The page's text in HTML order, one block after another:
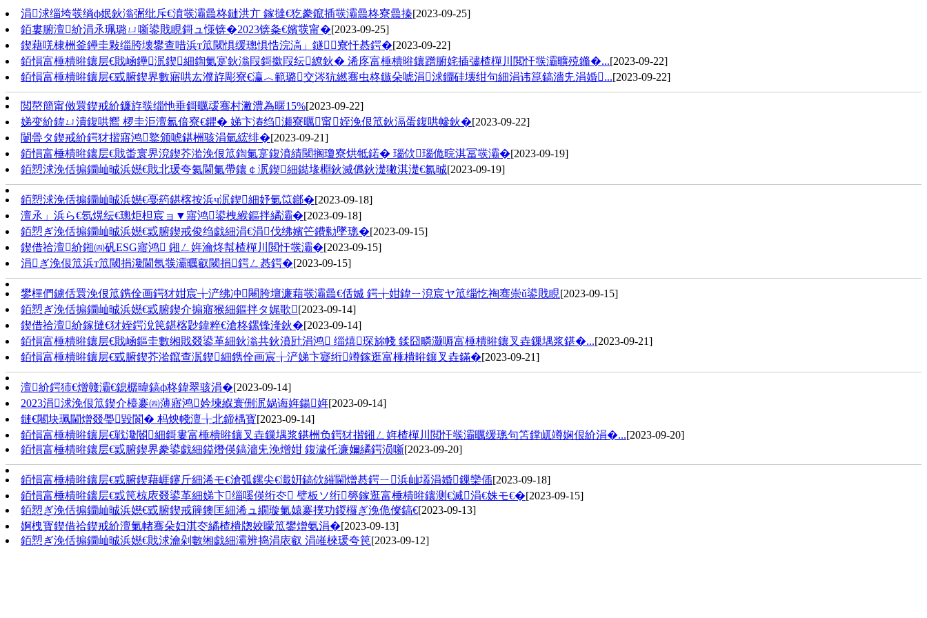
涓浗缁垮彂绱ф姄鈥滃弻纰斥€濆彂灞曟柊鏈洪亣 鎵撻€犵豢鑹插彂灞曟柊寮曟搸[2023-09-25]
銆婁腑澶紒涓氶珮璐ㄩ噺鍙戝睍鎶ュ憡锛�2023锛夈€嬪彂甯�[2023-09-25]
鍥藉唴棣栦釜鑸圭敤缁胯壊鐢查唶浜т笟閾惧缓璁惧悎浣滈」鐩寮忓惎鍔�[2023-09-22]
銆愪富棰樻暀鑲层€戝崡鑸泦鍥細鍧氭寔鈥滃叚鎶撳叚纭繚鈥� 浠庝富棰樻暀鑲蹭腑姹插彇楂樿川閲忓彂灞曠殑鏅�...[2023-09-22]
銆愪富棰樻暀鑲层€戜腑鍥界數寤哄厷濮斿彫寮€瀛︿範璐交涔犺繎骞虫柊鏃朵唬涓浗鐗硅壊绀句細涓讳箟鎬濇兂涓婚...[2023-09-22]
閲嶅簡甯傚睘鍥戒紒鐮斿彂缁忚垂鎶曞叆骞村潎澧為暱15%[2023-09-22]
娣变紒鍏ㄩ潰鍑哄嚮 椤圭洰澶氱偣寮€鑺� 娣卞湷绉瀬寮曞甯姪浼佷笟鈥滆蛋鍑哄幓鈥�[2023-09-22]
闄曡タ鍥戒紒鍔犲揩寤鸿鐜颁唬鍖栦骇涓氫綋绯�[2023-09-21]
銆愪富棰樻暀鑲层€戝畨寰界渷鍥芥湁浼佷笟鍧氭寔鍑濆績閾搁瓊寮烘牴鍩� 瑙佽瑙佹晥淇冨彂灞�[2023-09-19]
銆愬浗浼佸搧鐗屾晠浜嬨€戝北瑗夸氦閫氭帶鑲￠泦鍥細鐑堟棩鈥滅儰鈥濋獙淇濋€氱晠[2023-09-19]
銆愬浗浼佸搧鐗屾晠浜嬨€戞箹鍖楁按浜ч泦鍥細妤氭笖鎯�[2023-09-18]
澶氶」浜ら€氬熀纭€璁炬柦宸ョ▼寤鸿鍙栧緱鏂拌繘灞�[2023-09-18]
銆愬ぎ浼佸搧鐗屾晠浜嬨€戜腑鍥戒俊绉戯細涓€涓伐绋嬪笀鐨勬墜璁�[2023-09-15]
鍥借祫澶紒鎺㈣矾ESG寤鸿 鎺ㄥ姩瀹炵幇楂樿川閲忓彂灞�[2023-09-15]
涓ぎ浼佷笟浜т笟閾捐瀺閫氬彂灞曞叡閾捐鍔ㄥ惎鍔�[2023-09-15]
鐢樿們鐪佸睘浼佷笟鎸佺画鍔犲姏宸╁浐绋冲闀胯壇濂藉彂灞曟€佸娍 鍔╁姏鍏ㄧ渷宸ヤ笟缁忔祹骞崇ǔ鍙戝睍[2023-09-15]
銆愬ぎ浼佸搧鐗屾晠浜嬨€戜腑鍥介搧寤猴細鏂拌タ娓歌[2023-09-14]
鍥借祫澶紒鎵撻€犲姪鍔涗笢鍖楁尟鍏粹€滄柊鏍锋湰鈥�[2023-09-14]
銆愪富棰樻暀鑲层€戝崡鏂圭數缃戝叕鍙革細鈥滃共鈥濆瓧涓鸿 缁熺琛旀帴 鍒囧疄灏嗕富棰樻暀鑲叉垚鏁堣浆鍖�...[2023-09-21]
銆愪富棰樻暀鑲层€戜腑鍥芥湁鑹查泦鍥細鎸佺画宸╁浐娣卞寲绗竴鎵逛富棰樻暀鑲叉垚鏋�[2023-09-21]
澶紒鍔犻€熷竷灞€鎴樼暐鎬ф柊鍏翠骇涓�[2023-09-14]
2023涓浗浼佷笟鍥介檯褰㈣薄寤鸿妗堜緥寰侀泦娲诲姩鍚姩[2023-09-14]
鏈€闀块珮閫熷叕璺毀閬� 杩炴帴澶╁北鍗楀寳[2023-09-14]
銆愪富棰樻暀鑲层€戦瀺閽細鎶婁富棰樻暀鑲叉垚鏁堣浆鍖栦负鍔犲揩鎺ㄥ姩楂樿川閲忓彂灞曞缓璁句笘鐣屼竴娴佷紒涓�...[2023-09-20]
銆愪富棰樻暀鑲层€戜腑鍥界豢鍙戯細鎰熸偀鎬濇兂浼熷姏 鍑濊仛濂嬭繘鍔涢噺[2023-09-20]
銆愪富棰樻暀鑲层€戜腑鍥藉崕鑳斤細浠モ€滄弧鏍尖€濈姸鎬佽繀閫熷惎鍔ㄧ浜屾壒涓婚鏁欒偛[2023-09-18]
銆愪富棰樻暀鑲层€戜笢椋庡叕鍙革細娣卞缁嗘偀绗冭 璧板ソ绗簩鎵逛富棰樻暀鑲测€滅涓€姝モ€�[2023-09-15]
銆愬ぎ浼佸搧鐗屾晠浜嬨€戜腑鍥戒簲鐭匡細浠ュ繝璇氭媴褰撲功鍐欏ぎ浼佹儏鎬€[2023-09-13]
婀栧寳鍥借祫鍥戒紒澶氭帾骞朵妇淇冭繘楂樻牎姣曚笟鐢熷氨涓�[2023-09-13]
銆愬ぎ浼佸搧鐗屾晠浜嬨€戝浗瀹剁數缃戯細灞辨捣涓庡叡 涓嶉棶瑗夸笢[2023-09-12]